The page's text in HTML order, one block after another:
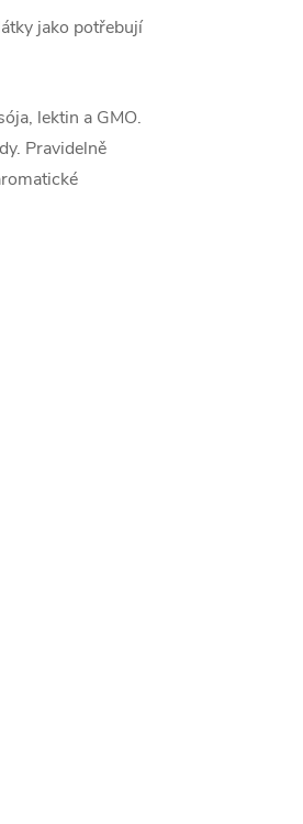
jako potřebují
lektin a GMO.
Pravidelně